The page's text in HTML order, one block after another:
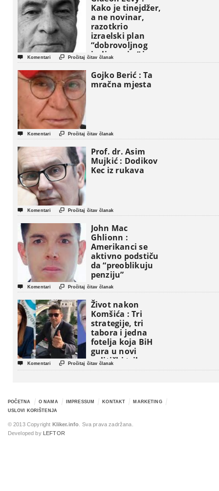
Kako je tinejdžer,
a ne novinar,
razotkrio
izraelski plan
“dobrovoljnog
iseljavanja ” iz
Gaze
 Komentari  Pročitaj čitav članak
Gojko Berić : Ta
mračna mjesta
 Komentari  Pročitaj čitav članak
Prof. dr. Asim
Mujkić : Dodikov
Kec iz rukava
 Komentari  Pročitaj čitav članak
John Mac
Ghlionn :
Amerikanci se
aktivno podstiču
da “preoblikuju
penziju”
 Komentari  Pročitaj čitav članak
Život nakon
Komšića : Tri
strategije, tri
tabora i jedna
fotelja koja BiH
gura u novi
politički triler
 Komentari  Pročitaj čitav članak
POČETNA O NAMA IMPRESSUM KONTAKT
MARKETING
USLOVI KORIŠTENJA
© 2013 Copyright Kliker.info . Sva prava zadržana.
Developed by
LEFTOR